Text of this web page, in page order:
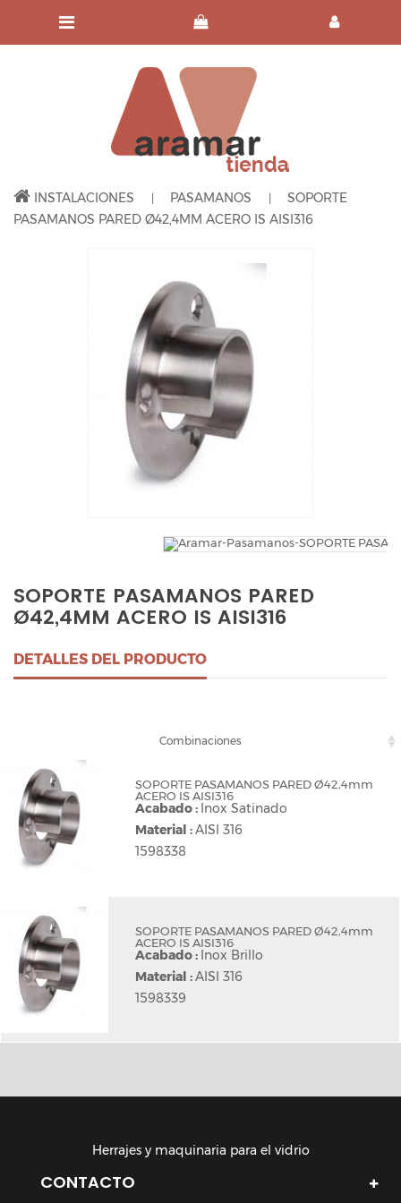
INSTALACIONES PASAMANOS
SOPORTE
PASAMANOS PARED Ø42,4MM ACERO IS AISI316
SOPORTE PASAMANOS PARED
Ø42,4MM ACERO IS AISI316
DETALLES DEL PRODUCTO
Combinaciones
SOPORTE PASAMANOS PARED Ø42,4mm
ACERO IS AISI316
Acabado : Inox Satinado
Material :AISI 316
1598338
SOPORTE PASAMANOS PARED Ø42,4mm
ACERO IS AISI316
Acabado : Inox Brillo
Material :AISI 316
1598339
Herrajes y maquinaria para el vidrio
CONTACTO